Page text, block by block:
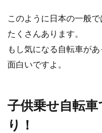
このように日本の一般
たくさんあります。
もし気になる自転車が
面白いですよ。
子供乗せ自転
り！